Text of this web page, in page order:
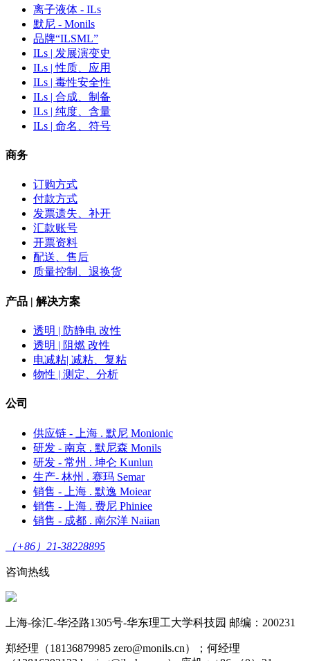
离子液体 - ILs
默尼 - Monils
品牌“ILSML”
ILs | 发展演变史
ILs | 性质、应用
ILs | 毒性安全性
ILs | 合成、制备
ILs | 纯度、含量
ILs | 命名、符号
商务
订购方式
付款方式
发票遗失、补开
汇款账号
开票资料
配送、售后
质量控制、退换货
产品 | 解决方案
透明 | 防静电 改性
透明 | 阻燃 改性
电减粘| 减粘、复粘
物性 | 测定、分析
公司
供应链 - 上海 . 默尼 Monionic
研发 - 南京 . 默尼森 Monils
研发 - 常州 . 坤仑 Kunlun
生产- 林州 . 赛玛 Semar
销售 - 上海 . 默逸 Moiear
销售 - 上海 . 费尼 Phiniee
销售 - 成都 . 南尔洋 Naiian
（+86）21-38228895
咨询热线
上海-徐汇-华泾路1305号-华东理工大学科技园 邮编：200231
郑经理（18136879985 zero@monils.cn）；何经理